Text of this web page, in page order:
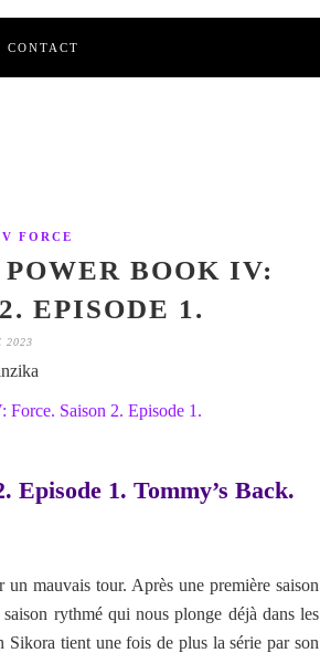
CONTACT
FORCE
BOOK IV:
EPISODE 1.
2023
Episode 1. Tommy’s Back.
mauvais tour. Après une première saison
rythmé qui nous plonge déjà dans les
Sikora tient une fois de plus la série par son